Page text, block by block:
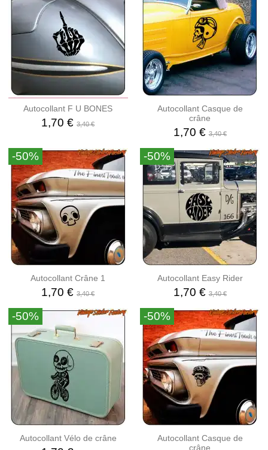
Autocollant F U BONES
1,70 €3,40 €
Autocollant Casque de
crâne
1,70 €3,40 €
-50%
Autocollant Crâne 1
1,70 €3,40 €
-50%
Autocollant Easy Rider
1,70 €3,40 €
-50%
Autocollant Vélo de crâne
-50%
Autocollant Casque de
crâne